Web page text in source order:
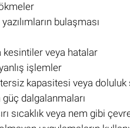
bulaşması
kesintiler veya hatalar
işlemler
kapasitesi veya doluluk
dalgalanmaları
sıcaklık veya nem gibi